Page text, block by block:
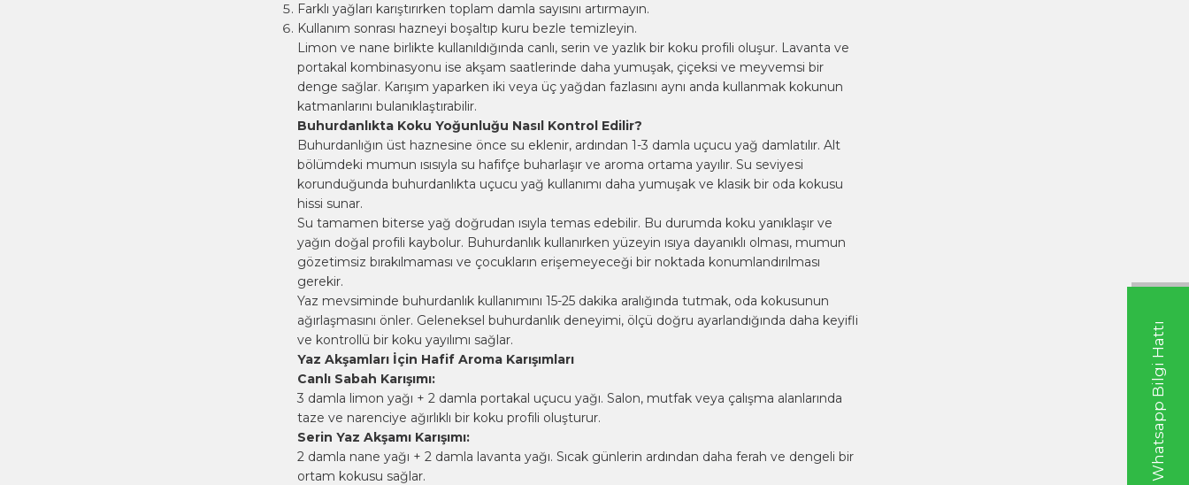
Whatsapp Bilgi Hattı
Farklı yağları karıştırırken toplam damla sayısını artırmayın.
Kullanım sonrası hazneyi boşaltıp kuru bezle temizleyin.
Limon ve nane birlikte kullanıldığında canlı, serin ve yazlık bir koku profili oluşur. Lavanta ve
portakal kombinasyonu ise akşam saatlerinde daha yumuşak, çiçeksi ve meyvemsi bir
denge sağlar. Karışım yaparken iki veya üç yağdan fazlasını aynı anda kullanmak kokunun
katmanlarını bulanıklaştırabilir.
Buhurdanlıkta Koku Yoğunluğu Nasıl Kontrol Edilir?
Buhurdanlığın üst haznesine önce su eklenir, ardından 1-3 damla uçucu yağ damlatılır. Alt
bölümdeki mumun ısısıyla su hafifçe buharlaşır ve aroma ortama yayılır. Su seviyesi
korunduğunda buhurdanlıkta uçucu yağ kullanımı daha yumuşak ve klasik bir oda kokusu
hissi sunar.
Su tamamen biterse yağ doğrudan ısıyla temas edebilir. Bu durumda koku yanıklaşır ve
yağın doğal profili kaybolur. Buhurdanlık kullanırken yüzeyin ısıya dayanıklı olması, mumun
gözetimsiz bırakılmaması ve çocukların erişemeyeceği bir noktada konumlandırılması
gerekir.
Yaz mevsiminde buhurdanlık kullanımını 15-25 dakika aralığında tutmak, oda kokusunun
ağırlaşmasını önler. Geleneksel buhurdanlık deneyimi, ölçü doğru ayarlandığında daha keyifli
ve kontrollü bir koku yayılımı sağlar.
Yaz Akşamları İçin Hafif Aroma Karışımları
Canlı Sabah Karışımı:
3 damla limon yağı + 2 damla portakal uçucu yağı. Salon, mutfak veya çalışma alanlarında
taze ve narenciye ağırlıklı bir koku profili oluşturur.
Serin Yaz Akşamı Karışımı:
2 damla nane yağı + 2 damla lavanta yağı. Sıcak günlerin ardından daha ferah ve dengeli bir
ortam kokusu sağlar.